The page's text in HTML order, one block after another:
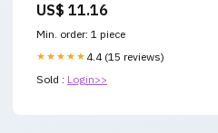
US$ 11.16
Min. order: 1 piece
★★★★★ 4.4 (15 reviews)
Sold : Login>>